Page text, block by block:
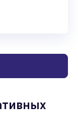
«18+»,
с 2013 по